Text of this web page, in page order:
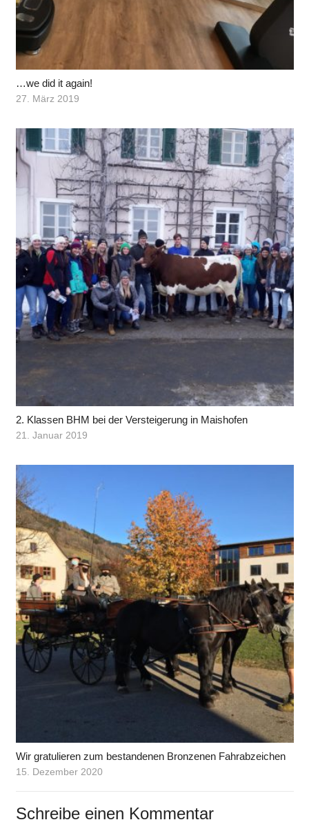
…we did it again!
27. März 2019
2. Klassen BHM bei der Versteigerung in Maishofen
21. Januar 2019
Wir gratulieren zum bestandenen Bronzenen Fahrabzeichen
15. Dezember 2020
Schreibe einen Kommentar